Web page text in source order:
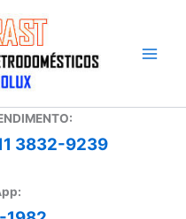
3832-9239